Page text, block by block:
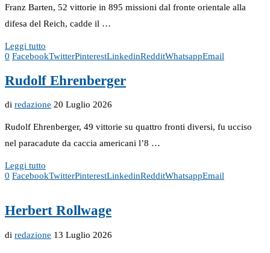
Franz Barten, 52 vittorie in 895 missioni dal fronte orientale alla
difesa del Reich, cadde il …
Leggi tutto
0 FacebookTwitterPinterestLinkedinRedditWhatsappEmail
Rudolf Ehrenberger
di redazione 20 Luglio 2026
Rudolf Ehrenberger, 49 vittorie su quattro fronti diversi, fu ucciso
nel paracadute da caccia americani l’8 …
Leggi tutto
0 FacebookTwitterPinterestLinkedinRedditWhatsappEmail
Herbert Rollwage
di redazione 13 Luglio 2026